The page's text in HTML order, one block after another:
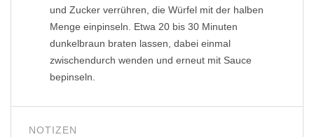
und Zucker verrühren, die Würfel mit der halben
Menge einpinseln. Etwa 20 bis 30 Minuten
dunkelbraun braten lassen, dabei einmal
zwischendurch wenden und erneut mit Sauce
bepinseln.
NOTIZEN